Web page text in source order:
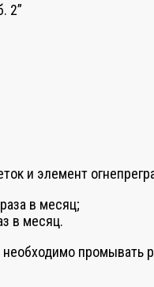
2”
и элемент
в месяц;
в месяц.